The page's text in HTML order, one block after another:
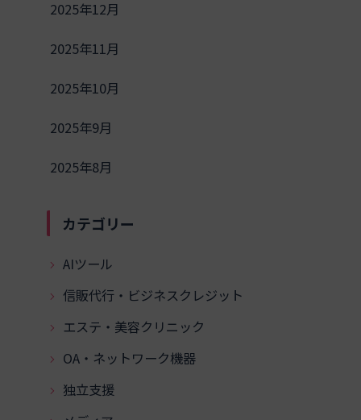
2025年12月
2025年11月
2025年10月
2025年9月
2025年8月
カテゴリー
AIツール
信販代行・ビジネスクレジット
エステ・美容クリニック
OA・ネットワーク機器
独立支援